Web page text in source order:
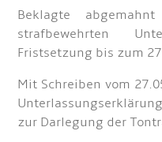
Beklagte
strafbewehrten
Fristsetzung bis zum
Mit Schreiben vom
zur Darlegung der